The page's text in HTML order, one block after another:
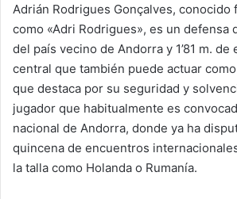
Adrián Rodrigues Gonçalves, conocido
como «Adri Rodrigues», es un defensa
del país vecino de Andorra y 1’81 m. de
central que también puede actuar
que destaca por su seguridad y
jugador que habitualmente es
nacional de Andorra, donde ya ha
quincena de encuentros
la talla como Holanda o Rumanía.